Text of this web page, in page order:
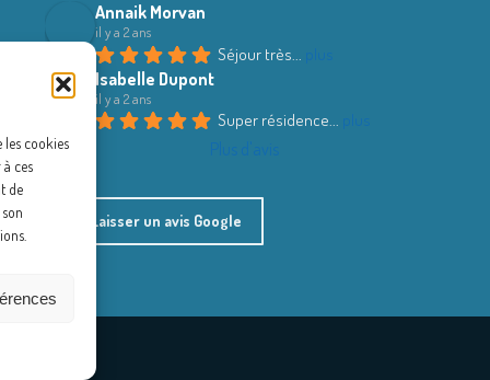
les cookies
ces
de
Annaik Morvan
il y a 2 ans
Séjour très plus
Isabelle Dupont
il y a 2 ans
Super résidence... plus
Plus d'avis
Laisser un avis Google